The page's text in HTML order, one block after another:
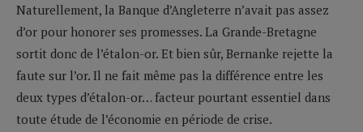
Naturellement, la Banque d’Angleterre n’avait pas assez
d’or pour honorer ses promesses. La Grande-Bretagne
sortit donc de l’étalon-or. Et bien sûr, Bernanke rejette la
faute sur l’or. Il ne fait même pas la différence entre les
deux types d’étalon-or… facteur pourtant essentiel dans
toute étude de l’économie en période de crise.